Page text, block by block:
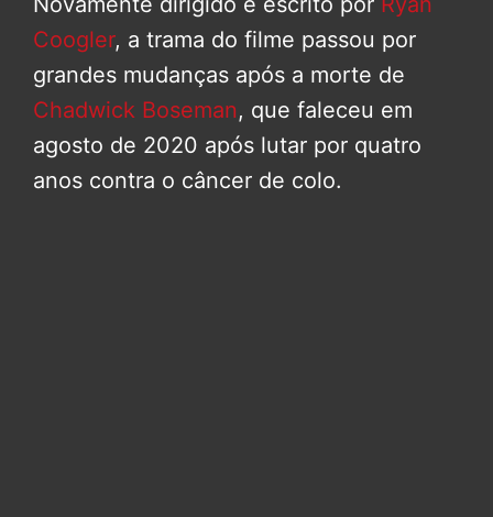
Coogler, a trama do filme passou por
grandes mudanças após a morte de
Chadwick Boseman, que faleceu em
agosto de 2020 após lutar por quatro
anos contra o câncer de colo.